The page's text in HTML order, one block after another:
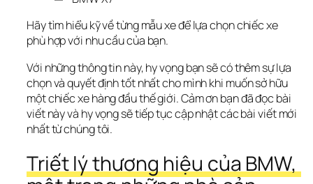
Hãy tìm hiểu kỹ về từng mẫu xe để lựa chọn chiếc xe
phù hợp với nhu cầu của bạn.
Với những thông tin này, hy vọng bạn sẽ có thêm sự lựa
chọn và quyết định tốt nhất cho mình khi muốn sở hữu
một chiếc xe hàng đầu thế giới. Cảm ơn bạn đã đọc bài
viết này và hy vọng sẽ tiếp tục cập nhật các bài viết mới
nhất từ chúng tôi.
Triết lý thương hiệu của BMW,